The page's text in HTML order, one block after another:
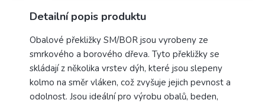
Detailní popis produktu
Obalové překližky SM/BOR jsou vyrobeny ze
smrkového a borového dřeva. Tyto překližky se
skládají z několika vrstev dýh, které jsou slepeny
kolmo na směr vláken, což zvyšuje jejich pevnost a
odolnost. Jsou ideální pro výrobu obalů, beden,